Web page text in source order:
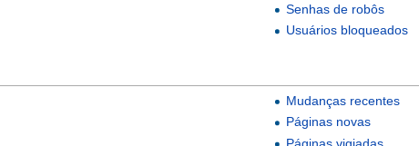
Senhas de robôs
Usuários bloqueados
Mudanças recentes
Páginas novas
Páginas vigiadas